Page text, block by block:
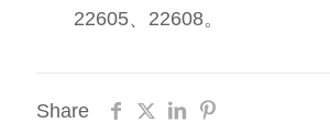
22605、22608。
Share